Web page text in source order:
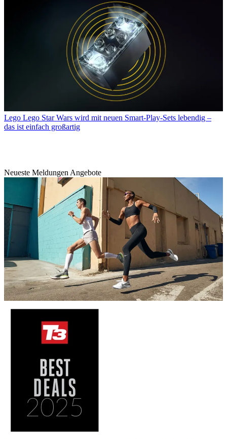
Lego Lego Star Wars wird mit neuen Smart-Play-Sets lebendig –
das ist einfach großartig
Neueste Meldungen Angebote